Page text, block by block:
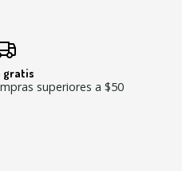
gratis
superiores a $50